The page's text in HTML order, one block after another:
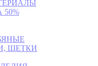
ЩЕТКИ